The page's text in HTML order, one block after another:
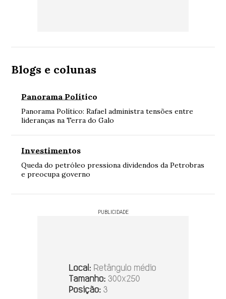
Blogs e colunas
Panorama Político
Panorama Político: Rafael administra tensões entre
lideranças na Terra do Galo
Investimentos
Queda do petróleo pressiona dividendos da Petrobras
e preocupa governo
PUBLICIDADE